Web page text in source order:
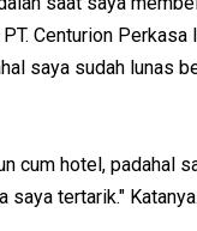
Centurion Perkasa
saya sudah lunas
cum hotel, padahal
saya tertarik." Katanya.